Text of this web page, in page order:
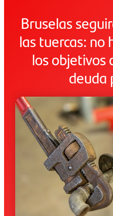
Bruselas
las tuercas: no
los objetivos
deuda